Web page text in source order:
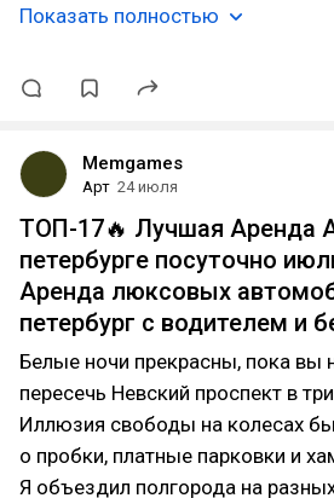
Показать полностью
Memgames
Арт 24 июля
ТОП-17🔥 Лучшая Аренда
петербурге посуточно
Аренда люксовых
петербург с водителем и
Белые ночи прекрасны, пока вы
пересечь Невский проспект в
Иллюзия свободы на колесах
о пробки, платные парковки и
Я объездил полгорода на